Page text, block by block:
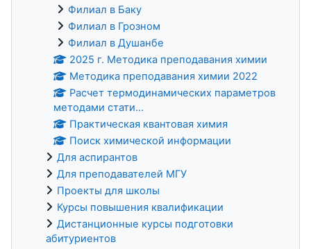
Филиал в Баку
Филиал в Грозном
Филиал в Душанбе
2025 г. Методика преподавания химии
Методика преподавания химии 2022
Расчет термодинамических параметров
методами стати...
Практическая квантовая химия
Поиск химической информации
Для аспирантов
Для преподавателей МГУ
Проекты для школы
Курсы повышения квалификации
Дистанционные курсы подготовки
абитуриентов